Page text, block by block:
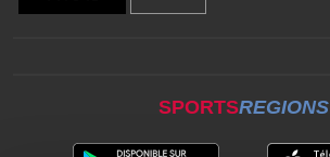
SPORTSREGIONS